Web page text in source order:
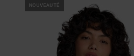
NOUVEAUTÉ